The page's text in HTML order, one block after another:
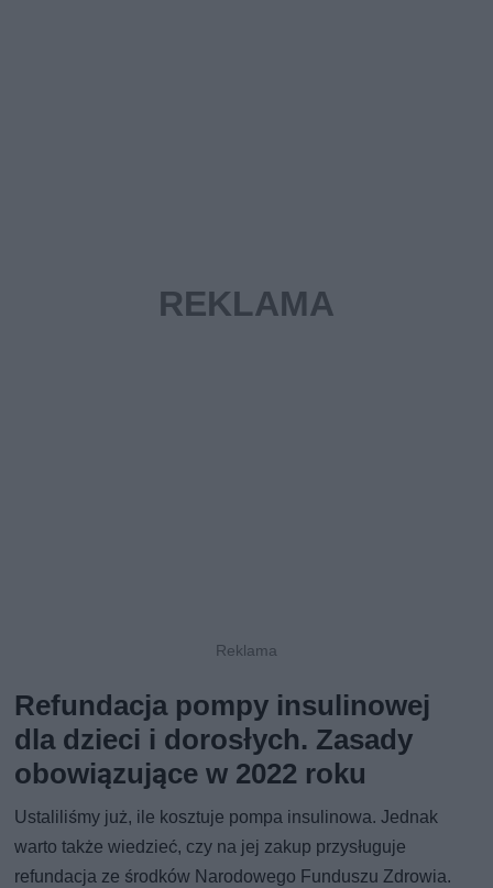
Refundacja pompy insulinowej
dla dzieci i dorosłych. Zasady
obowiązujące w 2022 roku
Ustaliliśmy już, ile kosztuje pompa insulinowa. Jednak
warto także wiedzieć, czy na jej zakup przysługuje
refundacja ze środków Narodowego Funduszu Zdrowia.